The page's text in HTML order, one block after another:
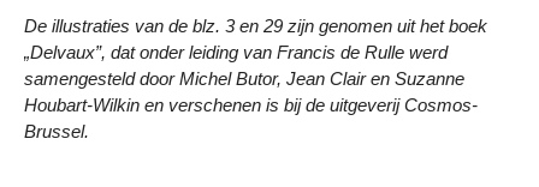
De illustraties van de blz. 3 en 29 zijn genomen uit het boek
„Delvaux”, dat onder leiding van Francis de Rulle werd
samengesteld door Michel Butor, Jean Clair en Suzanne
Houbart-Wilkin en verschenen is bij de uitgeverij Cosmos-
Brussel.